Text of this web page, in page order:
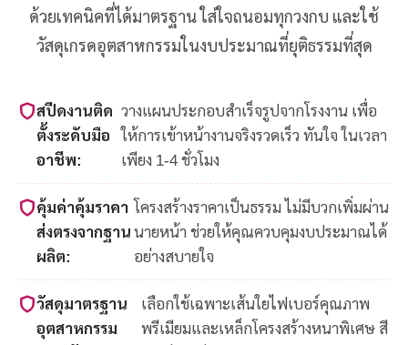
ด้วยเทคนิคที่ได้มาตรฐาน ใส่ใจถนอมทุกวงกบ และใช้
วัสดุเกรดอุตสาหกรรมในงบประมาณที่ยุติธรรมที่สุด
สปีดงานติด
ตั้งระดับมือ
อาชีพ:
วางแผนประกอบสำเร็จรูปจากโรงงาน เพื่อ
ให้การเข้าหน้างานจริงรวดเร็ว ทันใจ ในเวลา
เพียง 1-4 ชั่วโมง
คุ้มค่าคุ้มราคา
ส่งตรงจากฐาน
ผลิต:
โครงสร้างราคาเป็นธรรม ไม่มีบวกเพิ่มผ่าน
นายหน้า ช่วยให้คุณควบคุมงบประมาณได้
อย่างสบายใจ
วัสดุมาตรฐาน
อุตสาหกรรม
เลือกใช้เฉพาะเส้นใยไฟเบอร์คุณภาพ
พรีเมียมและเหล็กโครงสร้างหนาพิเศษ สี